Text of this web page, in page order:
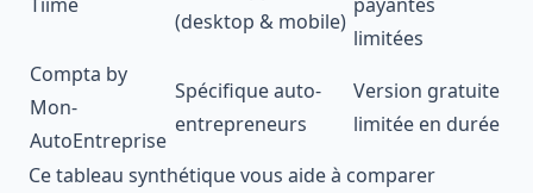
(desktop & mobile)
limitées
Compta by
Mon-
AutoEntreprise
Spécifique auto-
entrepreneurs
Version gratuite
limitée en durée
Ce tableau synthétique vous aide à comparer